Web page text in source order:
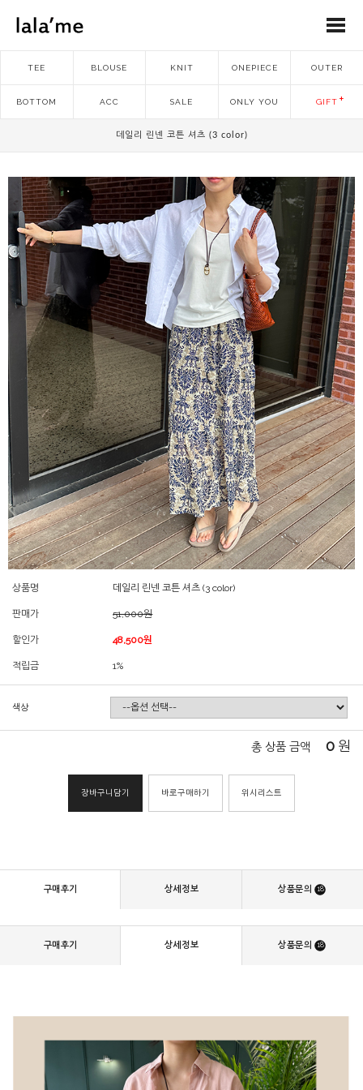
TEE BLOUSE KNIT ONEPIECE OUTER
BOTTOM ACC SALE ONLY YOU GIFT
데일리 린넨 코튼 셔츠 (3 color)
상품명 데일리 린넨 코튼 셔츠 (3 color)
판매가 51,000원
할인가 48,500원
적립금 1%
색상
총 상품 금액 0 원
장바구니담기 바로구매하기 위시리스트
구매후기 상세정보 상품문의 18
구매후기 상세정보 상품문의 18